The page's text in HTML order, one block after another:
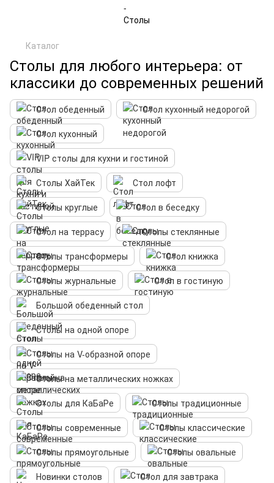
Каталог
Столы для любого интерьера: от
классики до современных решений
Стол обеденный
Стол кухонный недорогой
Стол кухонный
VIP столы для кухни и гостиной
Столы ХайТек
Стол лофт
Столы круглые
Стол в беседку
Стол на террасу
Столы стеклянные
Столы трансформеры
Стол книжка
Столы журнальные
Стол в гостиную
Большой обеденный стол
Столы на одной опоре
Столы на V-образной опоре
Столы на металлических ножках
Столы для КаБаРе
Столы традиционные
Столы современные
Столы классические
Столы прямоугольные
Столы овальные
Новинки столов
Стол для завтрака